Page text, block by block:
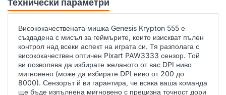
Технически параметри
Висококачествената мишка Genesis Krypton 555 е
създадена с мисъл за геймърите, които изискват пълен
контрол над всеки аспект на играта си. Тя разполага с
висококачествен оптичен Pixart PAW3333 сензор. Той
ви позволява да избирате желаното от вас DPI ниво
мигновено (може да избирате DPI ниво от 200 до
8000). Сензорът й ви гарантира, че всяка ваша команда
ще бъде изпълнена мигновено с прецизна точност дори